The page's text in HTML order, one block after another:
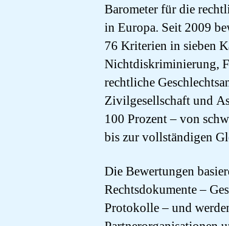
Barometer für die
in Europa. Seit 2009
76 Kriterien in sieben
Nichtdiskriminierung,
rechtliche
Zivilgesellschaft und
100 Prozent – von
bis zur vollständigen
Die Bewertungen
Rechtsdokumente –
Protokolle – und